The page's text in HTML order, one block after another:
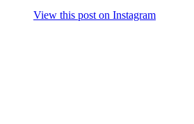
View this post on Instagram